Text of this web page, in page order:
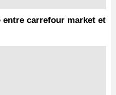
carrefour market et